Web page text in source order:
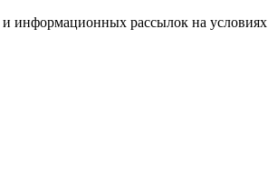
информационных рассылок на условиях